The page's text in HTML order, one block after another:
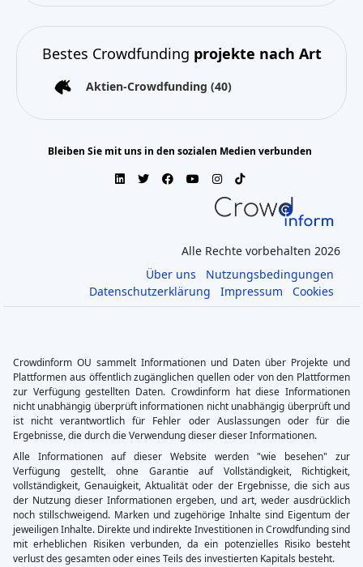
Bestes Crowdfunding projekte nach Art
Aktien-Crowdfunding (40)
Bleiben Sie mit uns in den sozialen Medien verbunden
Alle Rechte vorbehalten 2026
Über uns
Nutzungsbedingungen
Datenschutzerklärung
Impressum Cookies
Crowdinform OU sammelt Informationen und Daten über Projekte und
Plattformen aus öffentlich zugänglichen quellen oder von den Plattformen
zur Verfügung gestellten Daten. Crowdinform hat diese Informationen
nicht unabhängig überprüft informationen nicht unabhängig überprüft und
ist nicht verantwortlich für Fehler oder Auslassungen oder für die
Ergebnisse, die durch die Verwendung dieser dieser Informationen.
Alle Informationen auf dieser Website werden "wie besehen" zur
Verfügung gestellt, ohne Garantie auf Vollständigkeit, Richtigkeit,
vollständigkeit, Genauigkeit, Aktualität oder der Ergebnisse, die sich aus
der Nutzung dieser Informationen ergeben, und art, weder ausdrücklich
noch stillschweigend. Marken und zugehörige Inhalte sind Eigentum der
jeweiligen Inhalte. Direkte und indirekte Investitionen in Crowdfunding sind
mit erheblichen Risiken verbunden, da ein potenzielles Risiko besteht
verlust des gesamten oder eines Teils des investierten Kapitals besteht.